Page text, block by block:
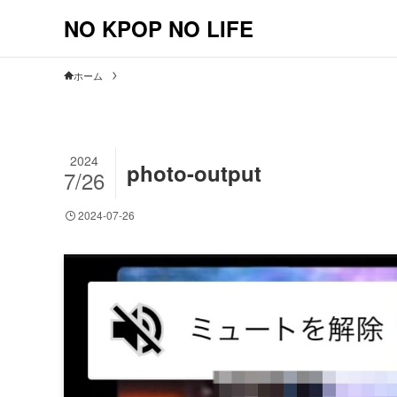
NO KPOP NO LIFE
ホーム
photo-output
2024
7/26
2024-07-26